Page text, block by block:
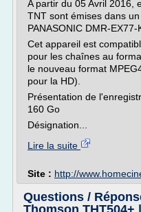
A partir du 05 Avril 2016,
TNT sont émises dans
PANASONIC DMR-EX77-
Cet appareil est
pour les chaînes au
le nouveau format
pour la HD).
Présentation de
160 Go
Désignation...
Lire la suite
Site : http://
Questions /
Thomson THT504+